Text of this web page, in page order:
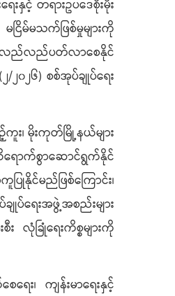
နှင့် တရားဥပဒေစိုးမိုး
ြိမ်မသက်ဖြစ်မှုများကို
ပြန်လည်လည်ပတ်လာစေနိုင်
၂၆) စစ်အုပ်ချုပ်ရေး
၊ မိုးကုတ်မြို့နယ်များ
ရောက်စွာဆောင်ရွက်နိုင်
နိုင်မည်ဖြစ်ကြောင်း၊
ပ်ရေးအဖွဲ့အစည်းများ
လုံခြုံရေးကိစ္စများကို
း၊ ကျန်းမာရေးနှင့်